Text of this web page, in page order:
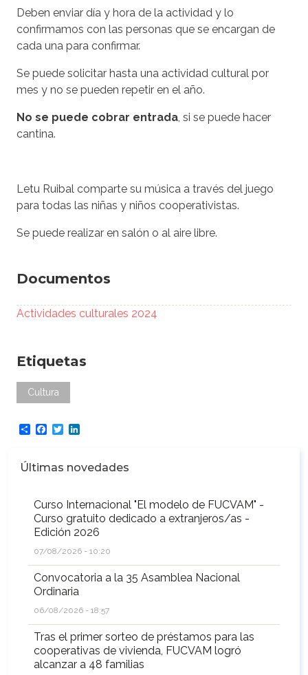
Deben enviar día y hora de la actividad y lo
confirmamos con las personas que se encargan de
cada una para confirmar.
Se puede solicitar hasta una actividad cultural por
mes y no se pueden repetir en el año.
No se puede cobrar entrada, si se puede hacer
cantina.
Letu Ruibal comparte su música a través del juego
para todas las niñas y niños cooperativistas.
Se puede realizar en salón o al aire libre.
Documentos
Documento
Actividades culturales 2024
Etiquetas
Cultura
ShareFacebook
Twitter
Últimas novedades
Curso Internacional "El modelo de FUCVAM" -
Curso gratuito dedicado a extranjeros/as -
Edición 2026
07/08/2026 - 10:20
Convocatoria a la 35 Asamblea Nacional
Ordinaria
06/08/2026 - 18:57
Tras el primer sorteo de préstamos para las
cooperativas de vivienda, FUCVAM logró
alcanzar a 48 familias